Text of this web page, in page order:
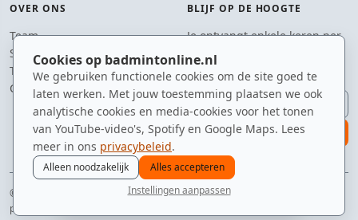
Cookies op badmintonline.nl
We gebruiken functionele cookies om de site goed te
laten werken. Met jouw toestemming plaatsen we ook
analytische cookies en media-cookies voor het tonen
van YouTube-video's, Spotify en Google Maps. Lees
meer in ons privacybeleid.
Alleen noodzakelijk
Alles accepteren
Instellingen aanpassen
OVER ONS
Team
Supporters
Tip de redactie
Contact
BLIJF OP DE HOOGTE
Je ontvangt enkele keren per
jaar een e-mail met het
laatste badmintonnieuws.
E-mailadres
aanmelden
© 2010–2026 badmintonline.nl · sneller dan een smash van 400 km/u
privacy
spelers ranglijst zomer